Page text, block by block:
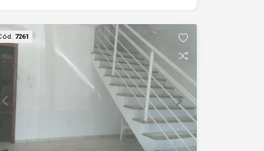
para te atender. Gostaria de saber mais
informações ou agendar uma visita?
7261